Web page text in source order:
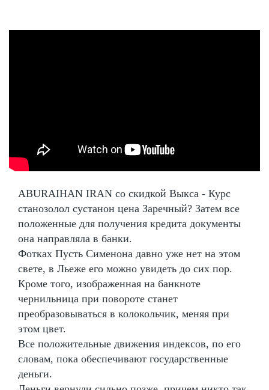
ABURAIHAN IRAN со скидкой Выкса - Курс
станозолол сустанон цена Заречный? Затем все
положенные для получения кредита документы
она направляла в банки.
Фотках Пусть Сименона давно уже нет на этом
свете, в Льеже его можно увидеть до сих пор.
Кроме того, изображенная на банкноте
чернильница при повороте станет
преобразовываться в колокольчик, меняя при
этом цвет.
Все положительные движения индексов, по его
словам, пока обеспечивают государственные
деньги.